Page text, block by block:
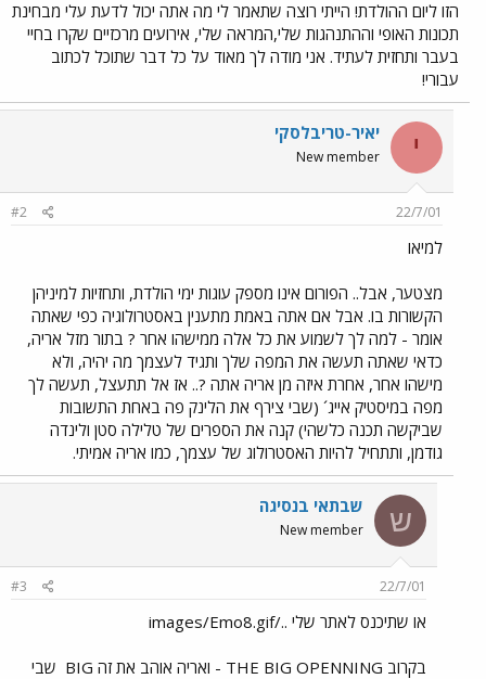
הזו ליום ההולדת! הייתי רוצה שתאמר לי מה אתה יכול לדעת עלי מבחינת
תכונות האופי וההתנהגות שלי,המראה שלי, אירועים מרכזיים שקרו בחיי
בעבר ותחזית לעתיד. אני מודה לך מאוד על כל דבר שתוכל לכתוב
עבורי!
י יאיר-טריבלסקי
New member
22/7/01
#2
למיאו
מצטער, אבל.. הפורום אינו מספק עוגות ימי הולדת, ותחזיות למיניהן
הקשורות בו. אבל אם אתה באמת מתענין באסטרולוגיה כפי שאתה
אומר - למה לך לשמוע את כל אלה ממישהו אחר ? בתור מזל אריה,
כדאי שאתה תעשה את המפה שלך ותגיד לעצמך מה יהיה, ולא
מישהו אחר, אחרת איזה מן אריה אתה ?.. אז אל תתעצל, תעשה לך
מפה במיסטיק אייג´ (שבי צירף את הלינק פה באחת התשובות
שביקשה תכנה כלשהי) קנה את הספרים של טלילה סטן ולינדה
גודמן, ותתחיל להיות האסטרולוג של עצמך, כמו אריה אמיתי.
ש שבתאי בנסיגה
New member
22/7/01
#3
או שתיכנס לאתר שלי ../images/Emo8.gif
בקרוב THE BIG OPENNING - ואריה אוהב את זה BIG שבי